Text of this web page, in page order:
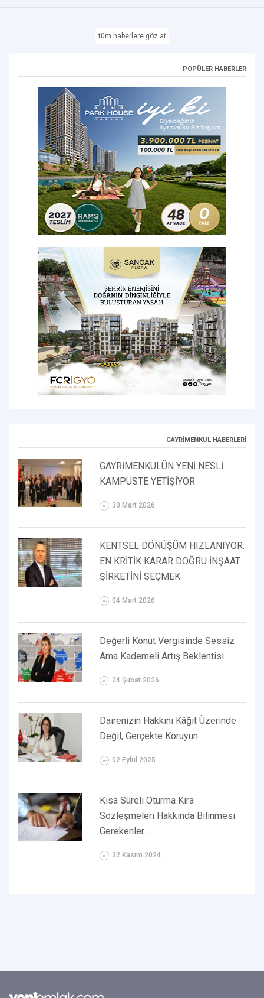
tüm haberlere göz at
POPÜLER HABERLER
GAYRİMENKUL HABERLERİ
GAYRİMENKULÜN YENİ NESLİ
KAMPÜSTE YETİŞİYOR
30 Mart 2026
KENTSEL DÖNÜŞÜM HIZLANIYOR:
EN KRİTİK KARAR DOĞRU İNŞAAT
ŞİRKETİNİ SEÇMEK
04 Mart 2026
Değerli Konut Vergisinde Sessiz
Ama Kademeli Artış Beklentisi
24 Şubat 2026
Dairenizin Hakkını Kâğıt Üzerinde
Değil, Gerçekte Koruyun
02 Eylül 2025
Kısa Süreli Oturma Kira
Sözleşmeleri Hakkında Bilinmesi
Gerekenler…
22 Kasım 2024